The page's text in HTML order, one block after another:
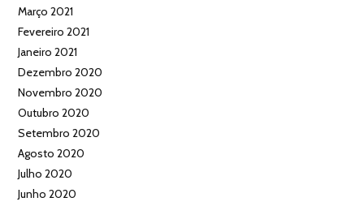
Março 2021
Fevereiro 2021
Janeiro 2021
Dezembro 2020
Novembro 2020
Outubro 2020
Setembro 2020
Agosto 2020
Julho 2020
Junho 2020